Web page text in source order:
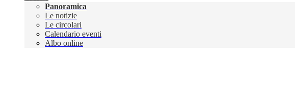
Panoramica
Le notizie
Le circolari
Calendario eventi
Albo online